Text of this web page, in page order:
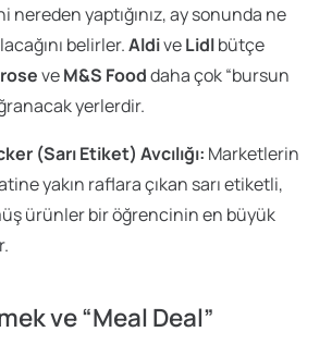
nereden yaptığınız, ay sonunda ne
belirler.AldiveLidlbütçe
veM&S Fooddaha çok “bursun
yerlerdir.
(Sarı Etiket) Avcılığı: Marketlerin
yakın raflara çıkan sarı etiketli,
ürünler bir öğrencinin en büyük
ve “Meal Deal”